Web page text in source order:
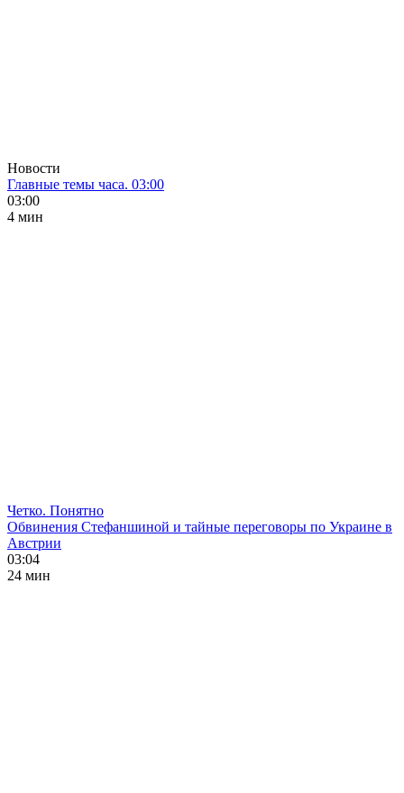
Новости
Главные темы часа. 03:00
03:00
4 мин
Четко. Понятно
Обвинения Стефаншиной и тайные переговоры по Украине в
Австрии
03:04
24 мин